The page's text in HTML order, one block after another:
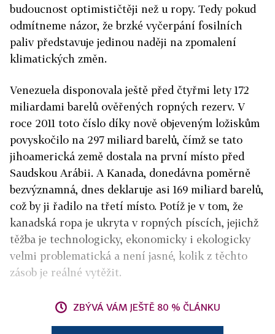
budoucnost optimističtěji než u ropy. Tedy pokud
odmítneme názor, že brzké vyčerpání fosilních
paliv představuje jedinou naději na zpomalení
klimatických změn.
Venezuela disponovala ještě před čtyřmi lety 172
miliardami barelů ověřených ropných rezerv. V
roce 2011 toto číslo díky nově objeveným ložiskům
povyskočilo na 297 miliard barelů, čímž se tato
jihoamerická země dostala na první místo před
Saudskou Arábii. A Kanada, donedávna poměrně
bezvýznamná, dnes deklaruje asi 169 miliard barelů,
což by ji řadilo na třetí místo. Potíž je v tom, že
kanadská ropa je ukryta v ropných píscích, jejichž
těžba je technologicky, ekonomicky i ekologicky
velmi problematická a není jasné, kolik z těchto
zásob je reálné vytěžit.
ZBÝVÁ VÁM JEŠTĚ 80 % ČLÁNKU